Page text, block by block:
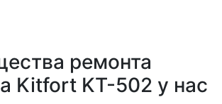
ремонта
Kitfort KT-502 у нас